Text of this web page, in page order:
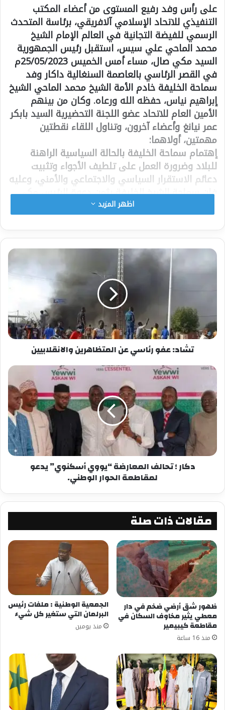
على رأس وفد رفيع المستوى من أعضاء المكتب
التنفيذي للاتحاد الإسلامي آلافريقي، برئاسة المتحدث
الرسمي للفيضة التجانية في العالم الإمام الشيخ
محمد الماحي علي سيس، استقبل رئيس الجمهورية
السيد مكي صال، مساء أمس الخميس 25/05/2023م
في القصر الرئاسي بالعاصمة السنغالية داكار وفد
سماحة الخليفة خادم الأمة الشيخ محمد الماحي الشيخ
إبراهيم نياس، حفظه الله ورعاه. وكان من بينهم
الأمين العام للاتحاد عضو اللجنة التحضيرية السيد بابكر
عمر نيانغ وأعضاء آخرون، وتناول اللقاء نقطتين
مهمتين، أولاهما:
إهتمام سماحة الخليفة بالحالة السياسية الراهنة
للبلاد وضرورة العمل على تلطيف الأجواء وتثبيت
دعائم الاستقرار السياسي والاجتماعي والأمني، وعليه
فإن سماحة الشيخ الخليفة يثمن دعوة الرئيس مكي
صال إلى الحوار البناء مع كافة الأطياف السياسية
والمجتمع المدني والفاعلين من القوى الحية في
المجتمع لأجل الوصول إلى انتخابات آمنة سلمية
وشفافة ، تضمن للبلد ثقافته السلمية المعهودة
وسمعته الطيبة في التعايش السلمي بين مختلف
التيارات الدينية والثقافية والسياسية والاجتماعية.منذ
عقود. كما عبر السيد المتحدث الرسمي عن وصية
سماحة الشيخ إلى أن أعظم مطلب له من سيادة
الرئيس، هو الحرص《 زيادة على ما كان عليه 》على
السلام والتماسك الاجتماعي للبلد.
ثانيا: عرض احاطة موجزة حول مؤتمر عالمي للسلام
يزمع الاتحاد الإسلامي آلافريقي الذي يرأسه سماحة
الخليفة عقده في داكار ، بالتعاون مع رابطة العالم
الإسلامي في 24 و 25 من يوليو القادم بداية شهر
محرم 1445 الهجري، وبحضور فعلي لمعالي الأمين
العام للرابطة السيد الدكتور محمد بن عبد الكريم
العيسي .
اظهر المزيد
تشاد: عفو رئاسي عن المتظاهرين والانقلابيين
دكار ؛ تحالف المعارضة “يووي أسكنوي” يدعو
لمقاطعة الحوار الوطني.
مقالات ذات صلة
ظهور شق أرضي ضخم في دار
معطي يثير مخاوف السكان في
مقاطعة كيبيمير
منذ 16 ساعة
الجمعية الوطنية : ملفات رئيس
البرلمان التي ستغير كل شيء
منذ يومين